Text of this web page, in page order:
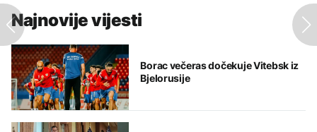
Najnovije vijesti
Borac večeras dočekuje Vitebsk iz
Bjelorusije